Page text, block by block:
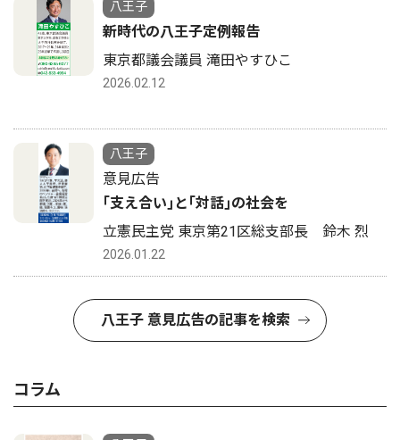
八王子
新時代の八王子定例報告
東京都議会議員 滝田やすひこ
2026.02.12
八王子
意見広告
｢支え合い｣と｢対話｣の社会を
立憲民主党 東京第21区総支部長 鈴木 烈
2026.01.22
八王子 意見広告の記事を検索
コラム